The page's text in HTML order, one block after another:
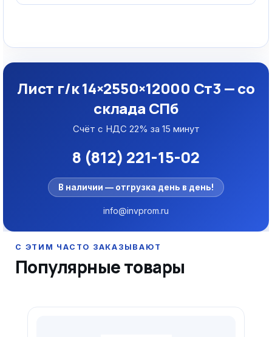
Лист г/к 14×2550×12000 Ст3 — со
склада СПб
Счёт с НДС 22% за 15 минут
8 (812) 221-15-02
В наличии — отгрузка день в день!
info@invprom.ru
Популярные товары